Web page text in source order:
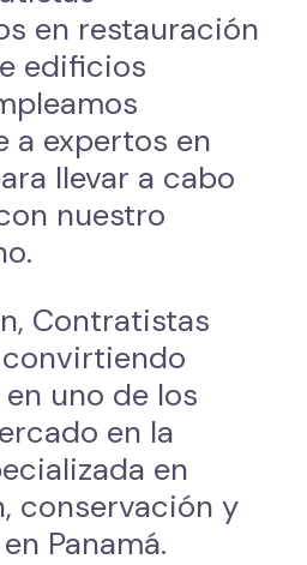
en restauración
edificios
a expertos en
llevar a cabo
nuestro
Contratistas
uno de los
en la
en
conservación y
Panamá.